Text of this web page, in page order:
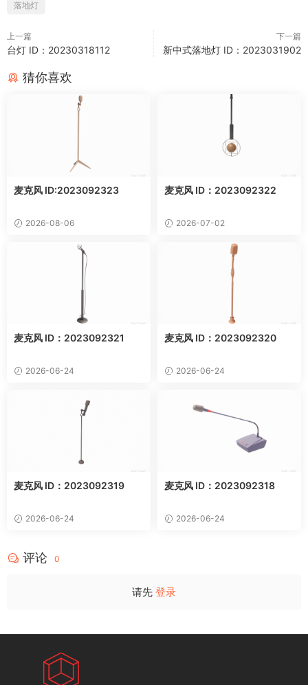
落地灯
上一篇
台灯 ID：20230318112
下一篇
新中式落地灯 ID：2023031902
猜你喜欢
麦克风 ID:2023092323
2026-08-06
麦克风 ID：2023092322
2026-07-02
麦克风 ID：2023092321
2026-06-24
麦克风 ID：2023092320
2026-06-24
麦克风 ID：2023092319
2026-06-24
麦克风 ID：2023092318
2026-06-24
评论 0
请先 登录